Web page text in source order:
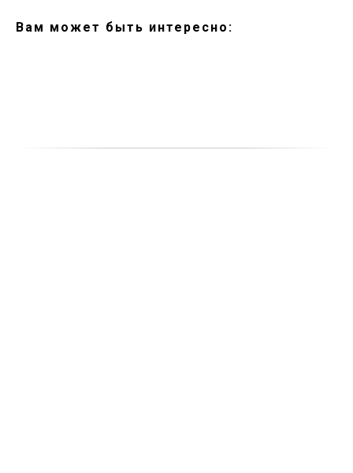
Вам может быть интересно: